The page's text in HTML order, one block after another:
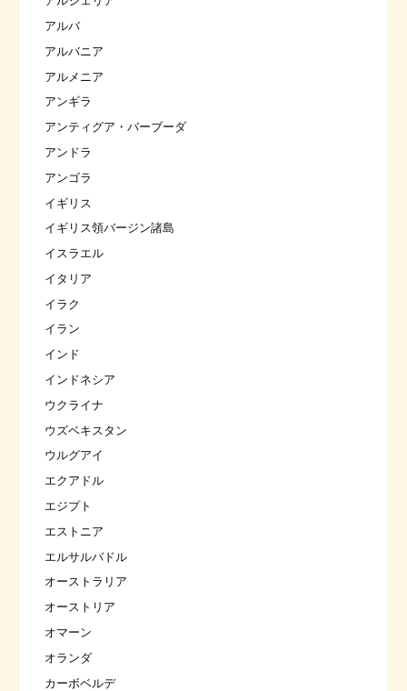
アルバ
アルバニア
アルメニア
アンギラ
アンティグア・バーブーダ
アンドラ
アンゴラ
イギリス
イギリス領バージン諸島
イスラエル
イタリア
イラク
イラン
インド
インドネシア
ウクライナ
ウズベキスタン
ウルグアイ
エクアドル
エジプト
エストニア
エルサルバドル
オーストラリア
オーストリア
オマーン
オランダ
カーボベルデ